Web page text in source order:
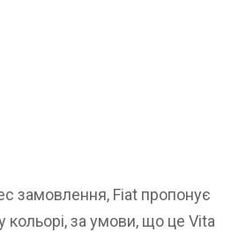
замовлення, Fiat пропонує
за умови, що це Vita